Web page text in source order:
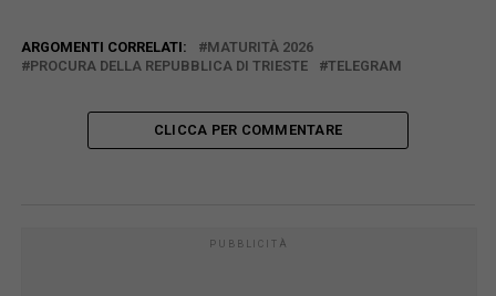
ARGOMENTI CORRELATI:
MATURITÀ 2026
PROCURA DELLA REPUBBLICA DI TRIESTE
TELEGRAM
CLICCA PER COMMENTARE
PUBBLICITÀ